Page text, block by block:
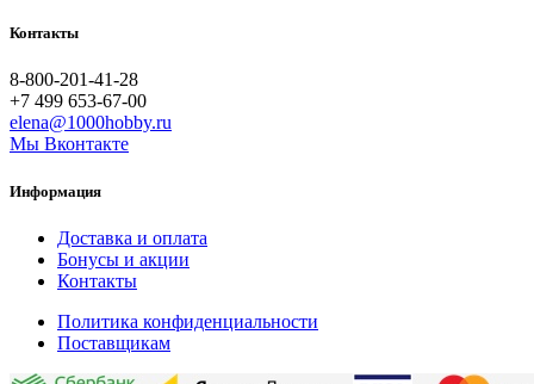
Контакты
8-800-201-41-28
+7 499 653-67-00
elena@1000hobby.ru
Мы Вконтакте
Информация
Доставка и оплата
Бонусы и акции
Контакты
Политика конфиденциальности
Поставщикам